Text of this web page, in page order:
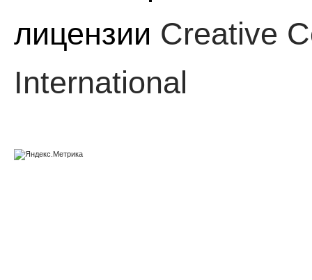
лицензии Creative
International